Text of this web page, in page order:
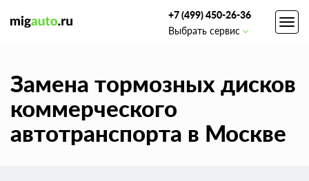
+7 (499) 450-26-36
Выбрать сервис
Замена тормозных дисков
коммерческого
автотранспорта в Москве